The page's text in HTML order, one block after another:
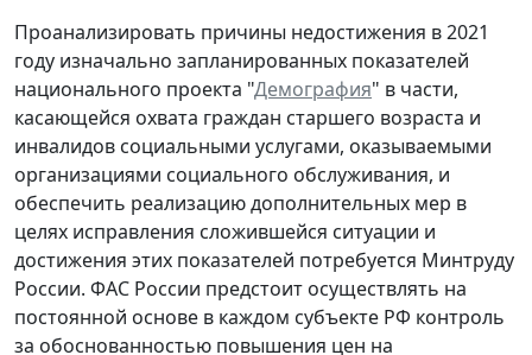
Проанализировать причины недостижения в 2021
году изначально запланированных показателей
национального проекта "Демография" в части,
касающейся охвата граждан старшего возраста и
инвалидов социальными услугами, оказываемыми
организациями социального обслуживания, и
обеспечить реализацию дополнительных мер в
целях исправления сложившейся ситуации и
достижения этих показателей потребуется Минтруду
России. ФАС России предстоит осуществлять на
постоянной основе в каждом субъекте РФ контроль
за обоснованностью повышения цен на